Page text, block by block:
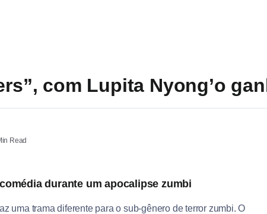
com Lupita Nyong’o
Read
durante um apocalipse zumbi
uma trama diferente para o sub-gênero de terror zumbi. O